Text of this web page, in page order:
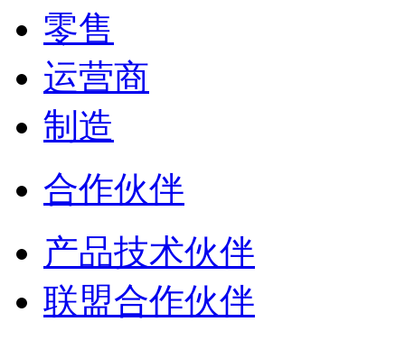
零售
运营商
制造
合作伙伴
产品技术伙伴
联盟合作伙伴